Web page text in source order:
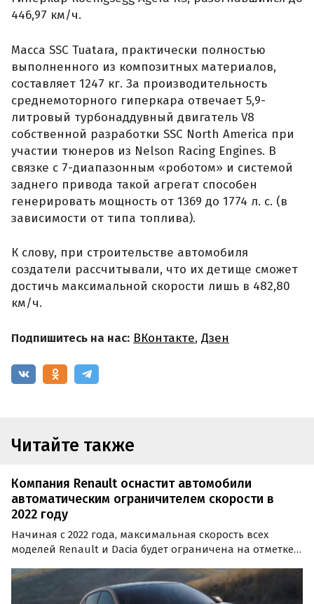
446,97 км/ч.
Масса SSC Tuatara, практически полностью
выполненного из композитных материалов,
составляет 1247 кг. За производительность
среднемоторного гиперкара отвечает 5,9-
литровый турбонаддувный двигатель V8
собственной разработки SSC North America при
участии тюнеров из Nelson Racing Engines. В
связке с 7-диапазонным «роботом» и системой
заднего привода такой агрегат способен
генерировать мощность от 1369 до 1774 л. с. (в
зависимости от типа топлива).
К слову, при строительстве автомобиля
создатели рассчитывали, что их детище сможет
достичь максимальной скорости лишь в 482,80
км/ч.
Подпишитесь на нас: ВКонтакте, Дзен
Читайте также
Компания Renault оснастит автомобили
автоматическим ограничителем скорости в
2022 году
Начиная с 2022 года, максимальная скорость всех
моделей Renault и Dacia будет ограничена на отметке в
французского автоконцерна Лука де Мео, выступая на
общем собрании акционеров компании.